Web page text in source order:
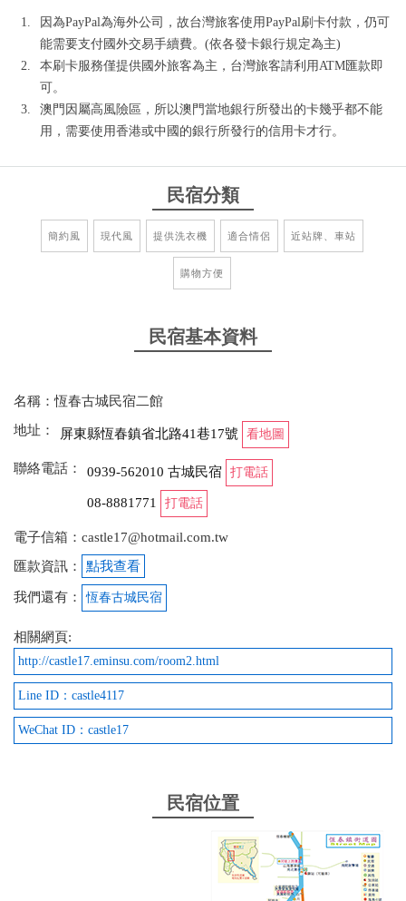
因為PayPal為海外公司，故台灣旅客使用PayPal刷卡付款，仍可
能需要支付國外交易手續費。(依各發卡銀行規定為主)
本刷卡服務僅提供國外旅客為主，台灣旅客請利用ATM匯款即
可。
澳門因屬高風險區，所以澳門當地銀行所發出的卡幾乎都不能
用，需要使用香港或中國的銀行所發行的信用卡才行。
民宿分類
簡約風 現代風 提供洗衣機 適合情侶 近站牌、車站
購物方便
民宿基本資料
名稱：恆春古城民宿二館
地址：
屏東縣恆春鎮省北路41巷17號 看地圖
聯絡電話： 0939-562010 古城民宿 打電話
08-8881771 打電話
電子信箱：castle17@hotmail.com.tw
匯款資訊：
點我查看
我們還有： 恆春古城民宿
相關網頁:
http://castle17.eminsu.com/room2.html
Line ID：castle4117
WeChat ID：castle17
民宿位置